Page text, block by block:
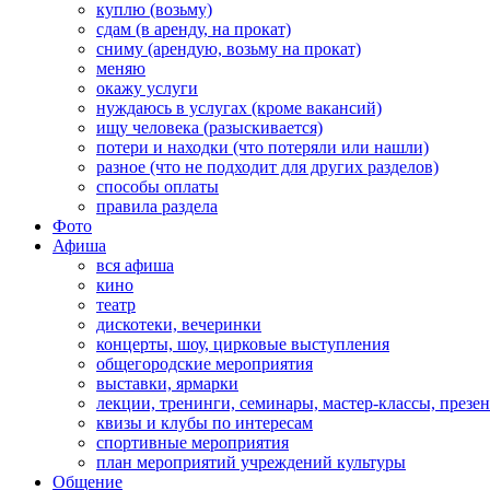
куплю (возьму)
сдам (в аренду, на прокат)
сниму (арендую, возьму на прокат)
меняю
окажу услуги
нуждаюсь в услугах (кроме вакансий)
ищу человека (разыскивается)
потери и находки (что потеряли или нашли)
разное (что не подходит для других разделов)
способы оплаты
правила раздела
Фото
Афиша
вся афиша
кино
театр
дискотеки, вечеринки
концерты, шоу, цирковые выступления
общегородские мероприятия
выставки, ярмарки
лекции, тренинги, семинары, мастер-классы,
квизы и клубы по интересам
спортивные мероприятия
план мероприятий учреждений культуры
Общение